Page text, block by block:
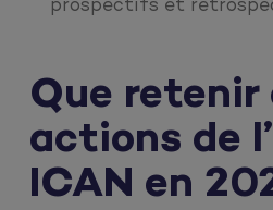
prospectifs et
Que retenir
actions de
ICAN en